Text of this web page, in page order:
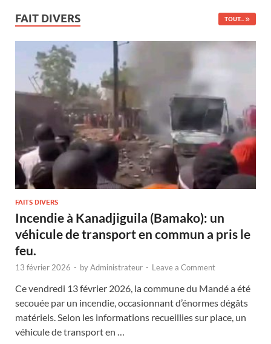
FAIT DIVERS TOUT...
FAITS DIVERS
Incendie à Kanadjiguila (Bamako): un
véhicule de transport en commun a pris le
feu.
13 février 2026 - byAdministrateur - Leave a Comment
Ce vendredi 13 février 2026, la commune du Mandé a été
secouée par un incendie, occasionnant d’énormes dégâts
matériels. Selon les informations recueillies sur place, un
véhicule de transport en …